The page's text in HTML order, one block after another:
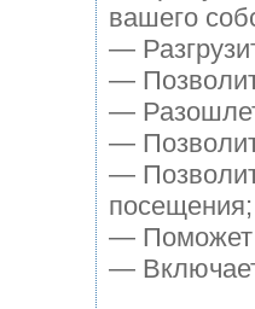
вашего
—
— Позволит
—
— Позволит
—
посещения;
— Поможет
—